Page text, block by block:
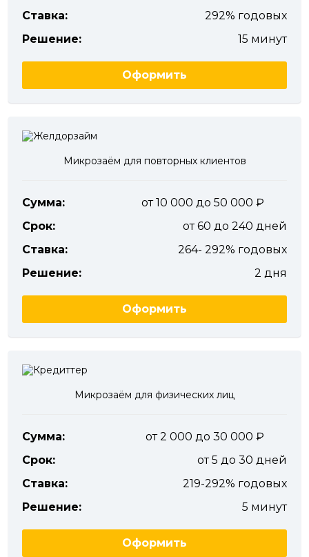
Ставка:
292% годовых
Решение:
15 минут
Оформить
Микрозаём для повторных клиентов
Сумма:
от 10 000 до 50 000
Срок:
от 60 до 240 дней
Ставка:
264- 292% годовых
Решение:
2 дня
Оформить
Микрозаём для физических лиц
Сумма:
от 2 000 до 30 000
Срок:
от 5 до 30 дней
Ставка:
219-292% годовых
Решение:
5 минут
Оформить